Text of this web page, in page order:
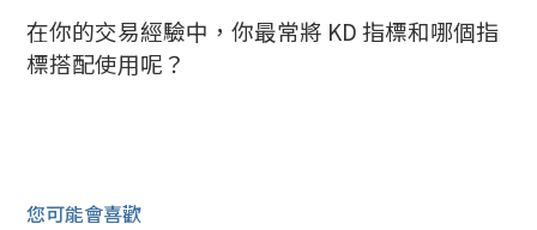
在你的交易經驗中，你最常將 KD 指標和哪個指
標搭配使用呢？
您可能會喜歡